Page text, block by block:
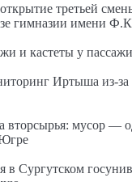
третьей
гимназии имени
и кастеты у
Иртыша из-за
вторсырья: мусор —
Сургутском